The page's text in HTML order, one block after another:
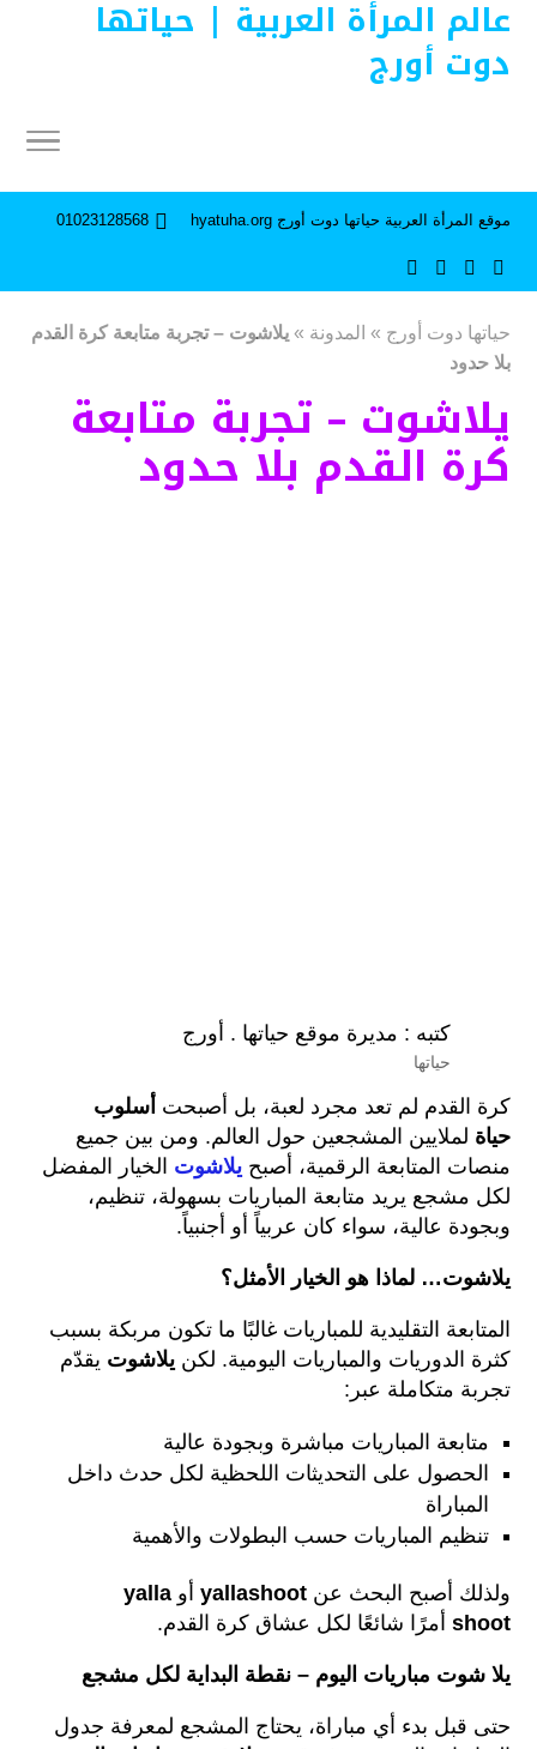
عالم المرأة العربية | حياتها
دوت أورج
موقع المرأة العربية حياتها دوت أورج hyatuha.org 01023128568
حياتها دوت أورج » المدونة » يلاشوت – تجربة متابعة كرة القدم
بلا حدود
يلاشوت – تجربة متابعة
كرة القدم بلا حدود
كتبه : مديرة موقع حياتها . أورج
حياتها
كرة القدم لم تعد مجرد لعبة، بل أصبحت أسلوب
حياة لملايين المشجعين حول العالم. ومن بين جميع
منصات المتابعة الرقمية، أصبح يلاشوت الخيار المفضل
لكل مشجع يريد متابعة المباريات بسهولة، تنظيم،
وبجودة عالية، سواء كان عربياً أو أجنبياً.
يلاشوت… لماذا هو الخيار الأمثل؟
المتابعة التقليدية للمباريات غالبًا ما تكون مربكة بسبب
كثرة الدوريات والمباريات اليومية. لكن يلاشوت يقدّم
تجربة متكاملة عبر:
متابعة المباريات مباشرة وبجودة عالية
الحصول على التحديثات اللحظية لكل حدث داخل
المباراة
تنظيم المباريات حسب البطولات والأهمية
ولذلك أصبح البحث عن yallashoot أو yalla
shoot أمرًا شائعًا لكل عشاق كرة القدم.
يلا شوت مباريات اليوم – نقطة البداية لكل مشجع
حتى قبل بدء أي مباراة، يحتاج المشجع لمعرفة جدول